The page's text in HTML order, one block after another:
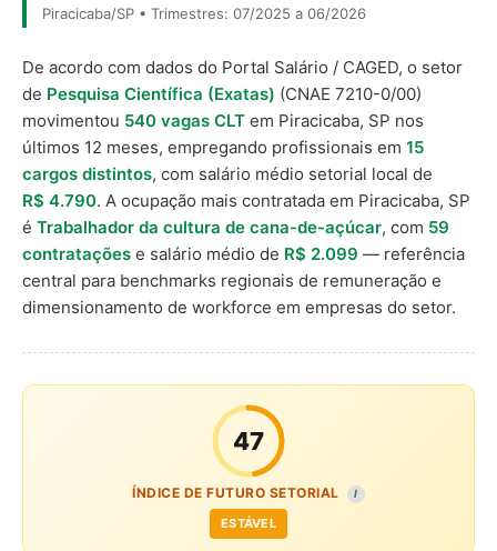
Piracicaba/SP • Trimestres: 07/2025 a 06/2026
De acordo com dados do Portal Salário / CAGED, o setor
de Pesquisa Científica (Exatas) (CNAE 7210-0/00)
movimentou 540 vagas CLT em Piracicaba, SP nos
últimos 12 meses, empregando profissionais em 15
cargos distintos, com salário médio setorial local de
R$ 4.790. A ocupação mais contratada em Piracicaba, SP
é Trabalhador da cultura de cana-de-açúcar, com 59
contratações e salário médio de R$ 2.099 — referência
central para benchmarks regionais de remuneração e
dimensionamento de workforce em empresas do setor.
47
ÍNDICE DE FUTURO SETORIAL I
ESTÁVEL